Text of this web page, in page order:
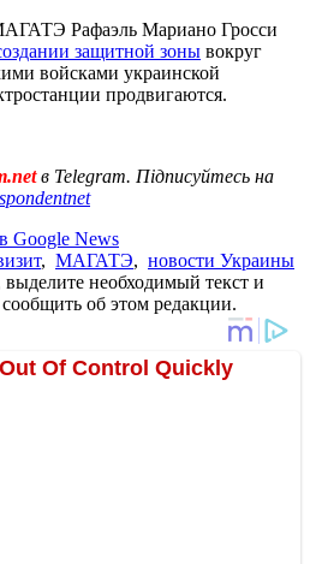
Рафаэль Мариано Гросси
защитной зоны вокруг
войсками украинской
продвигаются.
в Telegram. Підписуйтесь на
Google News
, МАГАТЭ, новости Украины
необходимый текст и
об этом редакции.